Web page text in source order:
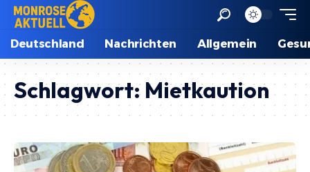
Deutschland Nachrichten Allgemein
Schlagwort: Mietkaution